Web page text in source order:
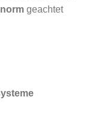
geachtet